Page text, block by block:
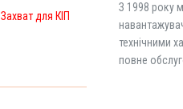
Захват для КІП
З 1998 року
технічними
повне